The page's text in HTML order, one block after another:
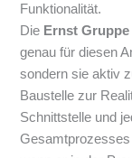
Funktionalität.
Die Ernst
genau für diesen
sondern sie aktiv
Baustelle zur
Schnittstelle und